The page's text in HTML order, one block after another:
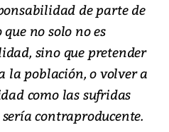
de parte de
no solo no es
sino que pretender
la población, o volver a
como las sufridas
sería contraproducente.